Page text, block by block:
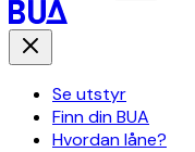
Se utstyr
Finn din BUA
Hvordan låne?